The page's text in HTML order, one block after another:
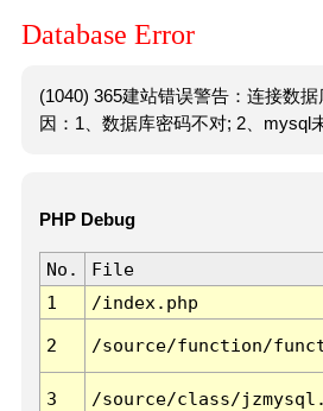
Database Error
(1040) 365建站错误警告：连接数
因：1、数据库密码不对; 2、mysql
PHP Debug
No. File
1
/index.php
2 /source/function/
3 /source/class/